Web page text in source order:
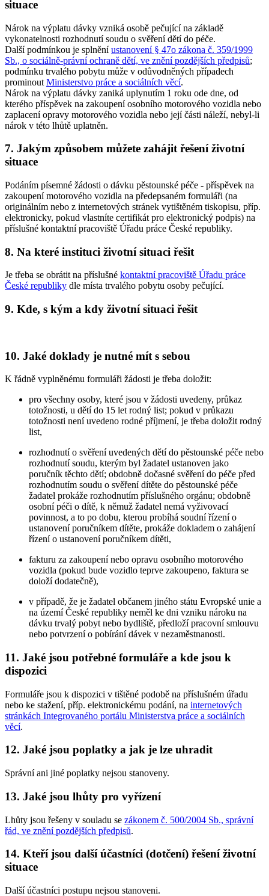
situace
Nárok na výplatu dávky vzniká osobě pečující na základě
vykonatelnosti rozhodnutí soudu o svěření dětí do péče.
Další podmínkou je splněníustanovení § 47o zákona č. 359/1999
Sb., o sociálně-právní ochraně dětí, ve znění pozdějších předpisů;
podmínku trvalého pobytu může v odůvodněných případech
prominout Ministerstvo práce a sociálních věcí.
Nárok na výplatu dávky zaniká uplynutím 1 roku ode dne, od
kterého příspěvek na zakoupení osobního motorového vozidla nebo
zaplacení opravy motorového vozidla nebo její části náleží, nebyl-li
nárok v této lhůtě uplatněn.
7. Jakým způsobem můžete zahájit řešení životní
situace
Podáním písemné žádosti o dávku pěstounské péče - příspěvek na
zakoupení motorového vozidla na předepsaném formuláři (na
originálním nebo z internetových stránek vytištěném tiskopisu, příp.
elektronicky, pokud vlastníte certifikát pro elektronický podpis) na
příslušné kontaktní pracoviště Úřadu práce České republiky.
8. Na které instituci životní situaci řešit
Je třeba se obrátit na příslušné kontaktní pracoviště Úřadu práce
České republiky dle místa trvalého pobytu osoby pečující.
9. Kde, s kým a kdy životní situaci řešit
10. Jaké doklady je nutné mít s sebou
K řádně vyplněnému formuláři žádosti je třeba doložit:
pro všechny osoby, které jsou v žádosti uvedeny, průkaz
totožnosti, u dětí do 15 let rodný list; pokud v průkazu
totožnosti není uvedeno rodné příjmení, je třeba doložit rodný
list,
rozhodnutí o svěření uvedených dětí do pěstounské péče nebo
rozhodnutí soudu, kterým byl žadatel ustanoven jako
poručník těchto dětí; obdobně dočasné svěření do péče před
rozhodnutím soudu o svěření dítěte do pěstounské péče
žadatel prokáže rozhodnutím příslušného orgánu; obdobně
osobní péči o dítě, k němuž žadatel nemá vyživovací
povinnost, a to po dobu, kterou probíhá soudní řízení o
ustanovení poručníkem dítěte, prokáže dokladem o zahájení
řízení o ustanovení poručníkem dítěti,
fakturu za zakoupení nebo opravu osobního motorového
vozidla (pokud bude vozidlo teprve zakoupeno, faktura se
doloží dodatečně),
v případě, že je žadatel občanem jiného státu Evropské unie a
na území České republiky neměl ke dni vzniku nároku na
dávku trvalý pobyt nebo bydliště, předloží pracovní smlouvu
nebo potvrzení o pobírání dávek v nezaměstnanosti.
11. Jaké jsou potřebné formuláře a kde jsou k
dispozici
Formuláře jsou k dispozici v tištěné podobě na příslušném úřadu
nebo ke stažení, příp. elektronickému podání, na internetových
stránkách Integrovaného portálu Ministerstva práce a sociálních
věcí.
12. Jaké jsou poplatky a jak je lze uhradit
Správní ani jiné poplatky nejsou stanoveny.
13. Jaké jsou lhůty pro vyřízení
Lhůty jsou řešeny v souladu se zákonem č. 500/2004 Sb., správní
řád, ve znění pozdějších předpisů.
14. Kteří jsou další účastníci (dotčení) řešení životní
situace
Další účastníci postupu nejsou stanoveni.